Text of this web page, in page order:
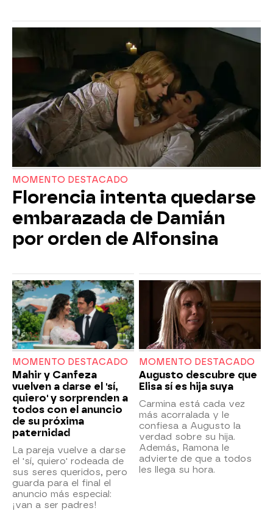
MOMENTO DESTACADO
Florencia intenta quedarse
embarazada de Damián
por orden de Alfonsina
MOMENTO DESTACADO
Mahir y Canfeza
vuelven a darse el 'sí,
quiero' y sorprenden a
todos con el anuncio
de su próxima
paternidad
La pareja vuelve a darse
el 'sí, quiero' rodeada de
sus seres queridos, pero
guarda para el final el
anuncio más especial:
¡van a ser padres!
MOMENTO DESTACADO
Augusto descubre que
Elisa sí es hija suya
Carmina está cada vez
más acorralada y le
confiesa a Augusto la
verdad sobre su hija.
Además, Ramona le
advierte de que a todos
les llega su hora.